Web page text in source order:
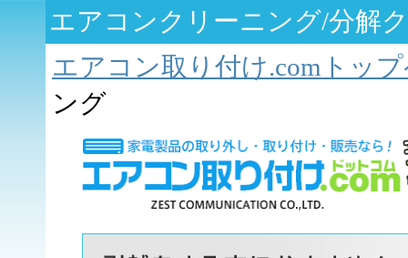
エアコンクリーニング/分解
エアコン取り付け.comトッ
ング